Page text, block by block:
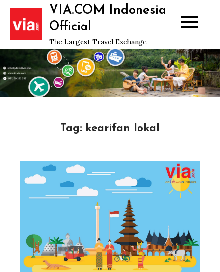
Skip
content
VIA.COM Indonesia
Official
The Largest Travel Exchange
Tag: kearifan lokal